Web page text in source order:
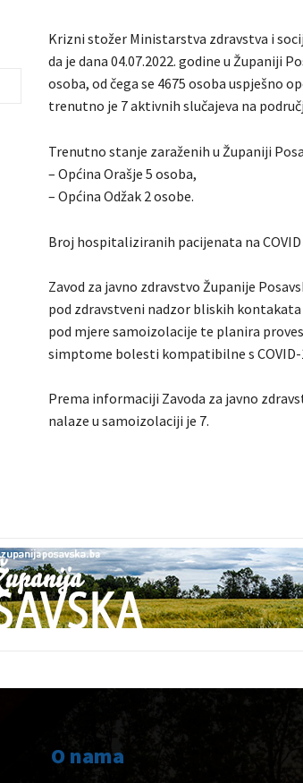
Krizni stožer Ministarstva zdravstva i
da je dana 04.07.2022. godine u Županiji
osoba, od čega se 4675 osoba uspješno
trenutno je 7 aktivnih slučajeva na
Trenutno stanje zaraženih u Županiji
– Općina Orašje 5 osoba,
– Općina Odžak 2 osobe.
Broj hospitaliziranih pacijenata na
Zavod za javno zdravstvo Županije
pod zdravstveni nadzor bliskih
pod mjere samoizolacije te planira
simptome bolesti kompatibilne s COVID-
Prema informaciji Zavoda za javno
nalaze u samoizolaciji je 7.
O nama